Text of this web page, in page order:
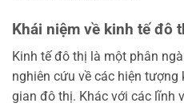
Khái niệm về kinh tế đô
Kinh tế đô thị là một phân
nghiên cứu về các hiện tượng
gian đô thị. Khác với các lĩnh